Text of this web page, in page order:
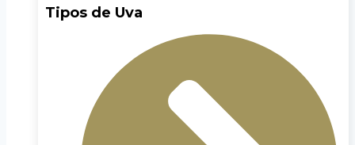
Tipos de Uva